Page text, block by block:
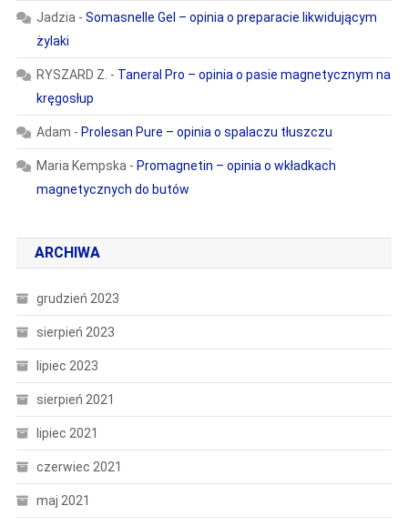
Jadzia - Somasnelle Gel – opinia o preparacie likwidującym
żylaki
RYSZARD Z. - Taneral Pro – opinia o pasie magnetycznym na
kręgosłup
Adam - Prolesan Pure – opinia o spalaczu tłuszczu
Maria Kempska - Promagnetin – opinia o wkładkach
magnetycznych do butów
ARCHIWA
grudzień 2023
sierpień 2023
lipiec 2023
sierpień 2021
lipiec 2021
czerwiec 2021
maj 2021